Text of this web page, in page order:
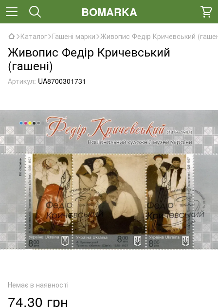
BOMARKA
Каталог Гашені марки Живопис Федір Кричевський
Живопис Федір Кричевський
(гашені)
Артикул: UA8700301731
Немає в наявності
74.30 грн